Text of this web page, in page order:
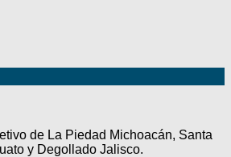
de La Piedad Michoacán, Santa
y Degollado Jalisco.